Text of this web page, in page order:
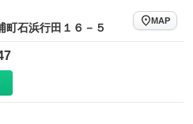
町石浜行田１６－５
MAP